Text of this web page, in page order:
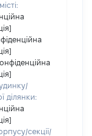
ділянки:
секції/